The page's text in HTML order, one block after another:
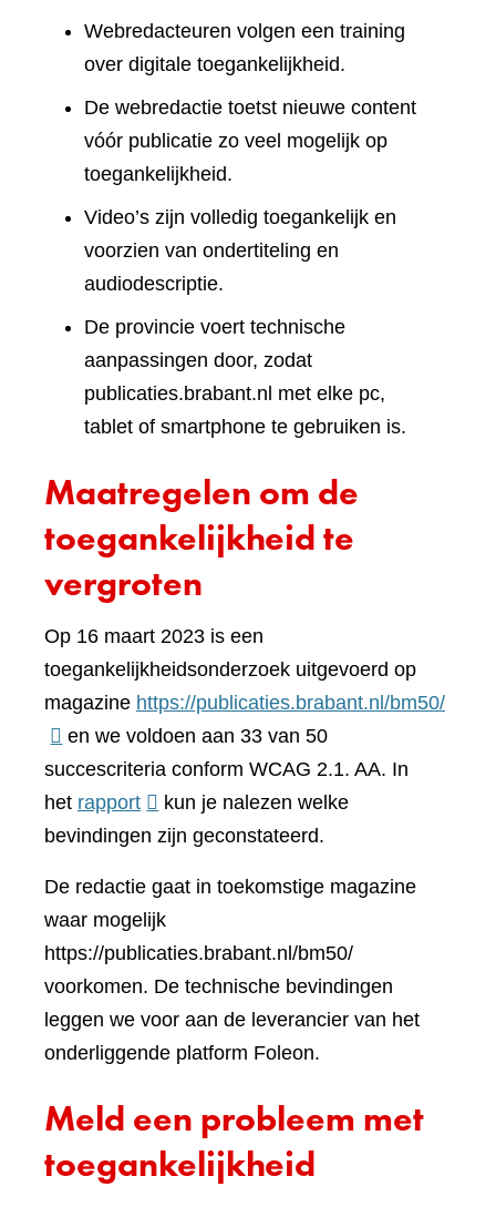
Webredacteuren volgen een training
over digitale toegankelijkheid.
De webredactie toetst nieuwe content
vóór publicatie zo veel mogelijk op
toegankelijkheid.
Video’s zijn volledig toegankelijk en
voorzien van ondertiteling en
audiodescriptie.
De provincie voert technische
aanpassingen door, zodat
publicaties.brabant.nl met elke pc,
tablet of smartphone te gebruiken is.
Maatregelen om de
toegankelijkheid te
vergroten
Op 16 maart 2023 is een
toegankelijkheidsonderzoek uitgevoerd op
magazine https://publicaties.brabant.nl/bm50/
en we voldoen aan 33 van 50
succescriteria conform WCAG 2.1. AA. In
het rapport(verwijst
naar
andere
website)
kun je nalezen welke
bevindingen zijn geconstateerd.
De redactie gaat in toekomstige magazine
waar mogelijk
https://publicaties.brabant.nl/bm50/
voorkomen. De technische bevindingen
leggen we voor aan de leverancier van het
onderliggende platform Foleon.
Meld een probleem met
toegankelijkheid